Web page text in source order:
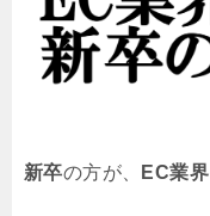
新卒の方が、 EC業界